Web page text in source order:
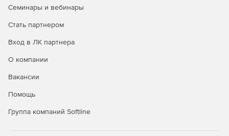
содержимого и обновить все состояния кнопок,
интерфейсы.
Ускоренная организация рабочего процесса.
меню позволяют легко применять настройки, что
Source Code Pro для представления кода. Шрифт
Семинары и вебинары
Стать партнером
Вход в ЛК партнера
О компании
Вакансии
Помощь
Группа компаний Softline